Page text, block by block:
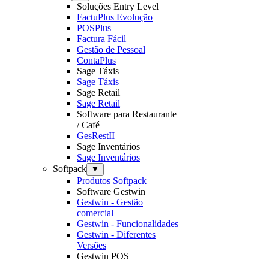
Soluções Entry Level
FactuPlus Evolução
POSPlus
Factura Fácil
Gestão de Pessoal
ContaPlus
Sage Táxis
Sage Táxis
Sage Retail
Sage Retail
Software para Restaurante
/ Café
GesRestII
Sage Inventários
Sage Inventários
Softpack
▼
Produtos Softpack
Software Gestwin
Gestwin - Gestão
comercial
Gestwin - Funcionalidades
Gestwin - Diferentes
Versões
Gestwin POS